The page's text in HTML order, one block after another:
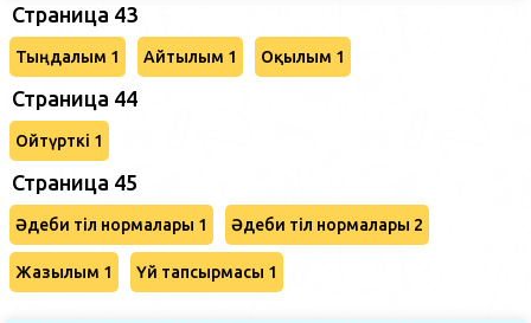
Страница 43
Тыңдалым 1 Айтылым 1 Оқылым 1
Страница 44
Ойтүрткі 1
Страница 45
Әдеби тіл нормалары 1 Әдеби тіл нормалары 2
Жазылым 1 Үй тапсырмасы 1